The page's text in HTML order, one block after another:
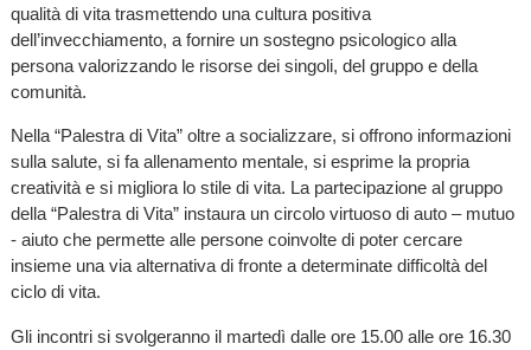
qualità di vita trasmettendo una cultura positiva
dell’invecchiamento, a fornire un sostegno psicologico alla
persona valorizzando le risorse dei singoli, del gruppo e della
comunità.
Nella “Palestra di Vita” oltre a socializzare, si offrono informazioni
sulla salute, si fa allenamento mentale, si esprime la propria
creatività e si migliora lo stile di vita. La partecipazione al gruppo
della “Palestra di Vita” instaura un circolo virtuoso di auto – mutuo
- aiuto che permette alle persone coinvolte di poter cercare
insieme una via alternativa di fronte a determinate difficoltà del
ciclo di vita.
Gli incontri si svolgeranno il martedì dalle ore 15.00 alle ore 16.30